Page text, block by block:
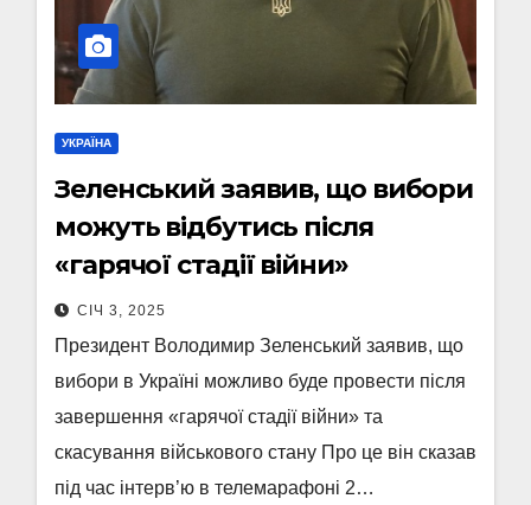
УКРАЇНА
Зеленський заявив, що вибори
можуть відбутись після
«гарячої стадії війни»
СІЧ 3, 2025
Президент Володимир Зеленський заявив, що
вибори в Україні можливо буде провести після
завершення «гарячої стадії війни» та
скасування військового стану Про це він сказав
під час інтерв’ю в телемарафоні 2…